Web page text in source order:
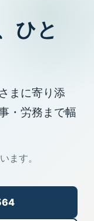
ひと
まに寄り添
・労務まで幅
ます。